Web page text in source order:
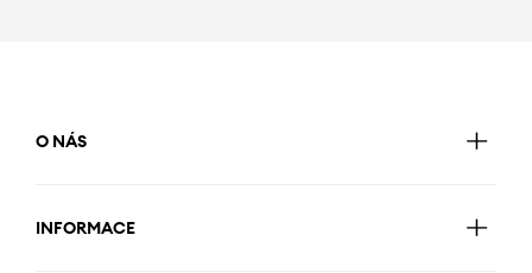
O NÁS
INFORMACE